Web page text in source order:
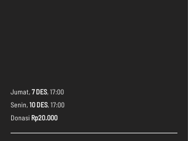
Jumat, 7 DES, 17:00
Senin, 10 DES, 17:00
Donasi Rp20.000